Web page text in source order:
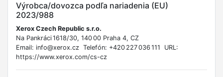
Výrobca/dovozca podľa nariadenia (EU)
2023/988
Xerox Czech Republic s.r.o.
Na Pankráci 1618/30, 140 00 Praha 4, CZ
Email: info@xerox.cz Telefón: +420 227 036 111 URL:
https://www.xerox.com/cs-cz